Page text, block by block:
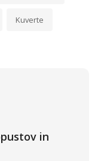
Kuverte
in